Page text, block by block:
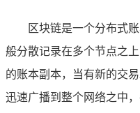
区块链是一个分布式
般分散记录在多个节点之
的账本副本，当有新的交
迅速广播到整个网络之中